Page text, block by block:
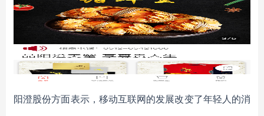
阳澄股份方面表示，移动互联网的发展改变了年轻人的消